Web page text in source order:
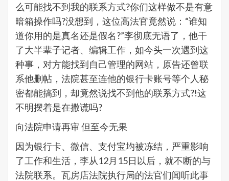
么可能找不到我的联系方式?你们这样做不是有意
暗箱操作吗?没想到，这位高法官竟然说：“谁知
道你用的是真名还是假名?”李彻底无语了，他干
了大半辈子记者、编辑工作，如今头一次遇到这
种事，对方能找到自己管理的网站，原告还曾联
系他删帖，法院甚至连他的银行卡账号等个人秘
密都能搞到，却竟然说找不到他的联系方式?!这
不明摆着是在撒谎吗?
向法院申请再审 但至今无果
因为银行卡、微信、支付宝均被冻结，严重影响
了工作和生活，李从12月15日以后，就不断的与
法院联系。瓦房店法院执行局的法官们闻听此事